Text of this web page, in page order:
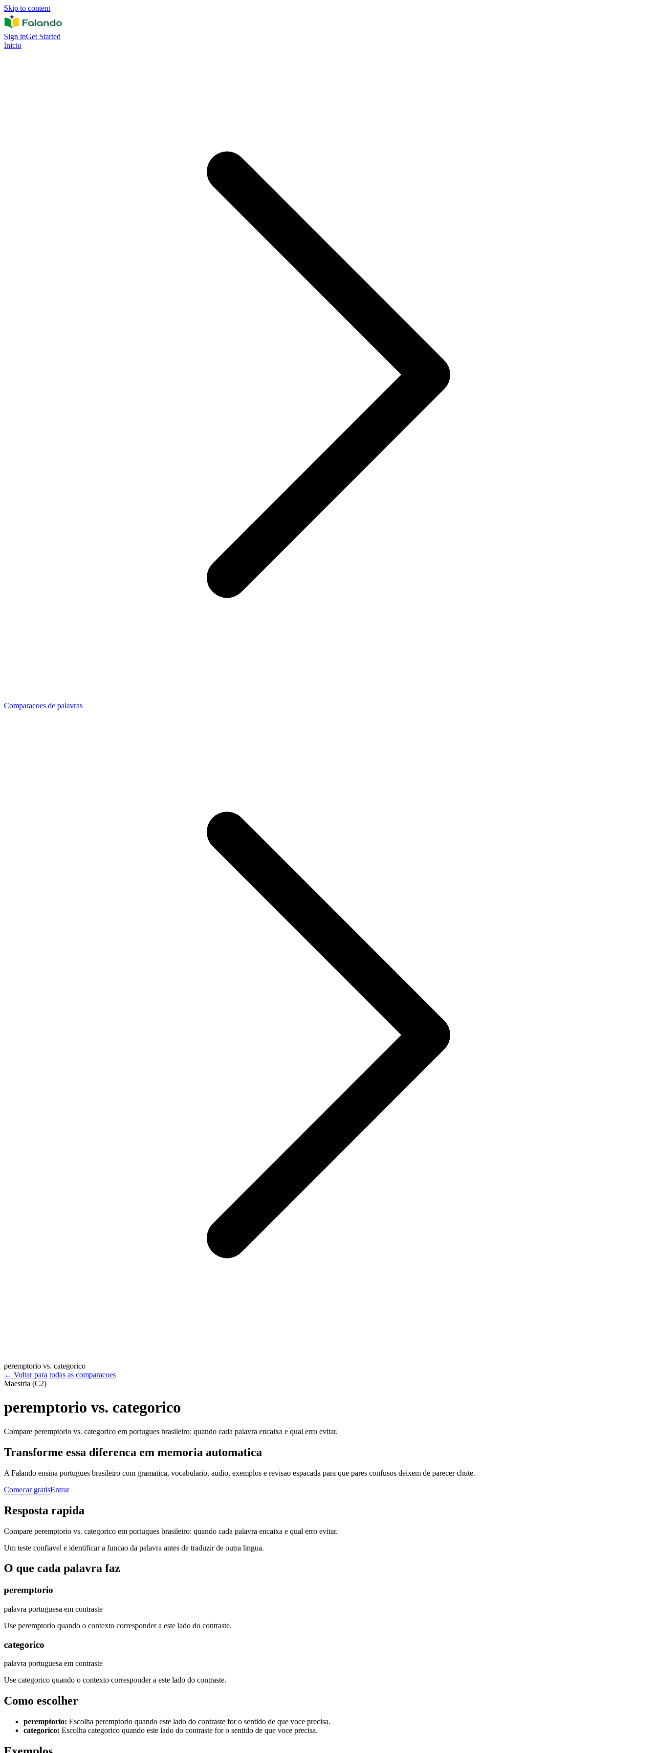
Skip to content
Sign inGet Started
Inicio
Comparacoes de palavras
peremptorio vs. categorico
← Voltar para todas as comparacoes
Maestria (C2)
peremptorio vs. categorico
Compare peremptorio vs. categorico em portugues brasileiro: quando cada palavra encaixa e qual erro evitar.
Transforme essa diferenca em memoria automatica
A Falando ensina portugues brasileiro com gramatica, vocabulario, audio, exemplos e revisao espacada para que pares confusos deixem de parecer chute.
Comecar gratisEntrar
Resposta rapida
Compare peremptorio vs. categorico em portugues brasileiro: quando cada palavra encaixa e qual erro evitar.
Um teste confiavel e identificar a funcao da palavra antes de traduzir de outra lingua.
O que cada palavra faz
peremptorio
palavra portuguesa em contraste
Use peremptorio quando o contexto corresponder a este lado do contraste.
categorico
palavra portuguesa em contraste
Use categorico quando o contexto corresponder a este lado do contraste.
Como escolher
peremptorio: Escolha peremptorio quando este lado do contraste for o sentido de que voce precisa.
categorico: Escolha categorico quando este lado do contraste for o sentido de que voce precisa.